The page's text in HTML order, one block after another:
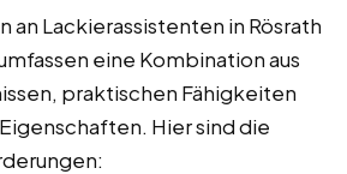
an Lackierassistenten in Rösrath
eine Kombination aus
praktischen Fähigkeiten
Hier sind die